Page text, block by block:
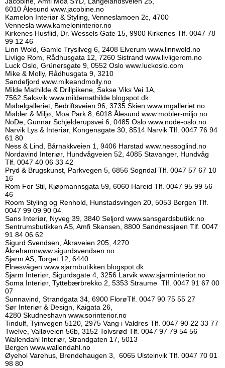
6010 Ålesund www.jacobine.no
Kamelon Interiør & Styling, Venneslamoen 2c, 4700
Vennesla www.kameloninterior.no
Kirkenes Husflid, Dr. Wessels Gate 15, 9900 Kirkenes Tlf. 0047 78
99 12 46
Linn Wold, Gamle Trysilveg 6, 2408 Elverum www.linnwold.no
Livlige Rom, Rådhusgata 12, 7260 Sistrand www.livligerom.no
Luck Oslo, Grünersgate 9, 0552 Oslo www.luckoslo.com
Mike & Molly, Rådhusgata 9, 3210
Sandefjord www.mikeandmolly.no
Milde Mathilde & Drillpikene, Sakse Viks Vei 1A,
7562 Saksvik www.mildemathilde.blogspot.dk
Møbelgalleriet, Bedriftsveien 96, 3735 Skien www.mgalleriet.no
Møbler & Miljø, Moa Park 8, 6018 Ålesund www.mobler-miljo.no
NoDe, Gunnar Schjelderupsvei 6, 0485 Oslo www.node-oslo.no
Narvik Lys & Interiør, Kongensgate 30, 8514 Narvik Tlf. 0047 76 94
61 80
Ness & Lind, Bårnakkveien 1, 9406 Harstad www.nessoglind.no
Nordavind Interiør, Hundvågveien 52, 4085 Stavanger, Hundvåg
Tlf. 0047 40 06 33 42
Pryd & Brugskunst, Parkvegen 5, 6856 Sogndal Tlf. 0047 57 67 10
16
Rom For Stil, Kjøpmannsgata 59, 6060 Hareid Tlf. 0047 95 99 56
46
Room Styling og Renhold, Hunstadsvingen 20, 5053 Bergen Tlf.
0047 99 09 90 04
Sans Interiør, Nyveg 39, 3840 Seljord www.sansgardsbutikk.no
Sentrumsbutikken AS, Amfi Skansen, 8800 Sandnessjøen Tlf. 0047
91 84 06 62
Sigurd Svendsen, Åkraveien 205, 4270
Åkrehamnwww.sigurdsvendsen.no
Sjarm AS, Torget 12, 6440
Elnesvågen www.sjarmbutikken.blogspot.dk
Sjarm Interiør, Sigurdsgate 4, 3256 Larvik www.sjarminterior.no
Soma Interiør, Tyttebærbrekko 2, 5353 Straume Tlf. 0047 91 67 00
07
Sunnavind, Strandgata 34, 6900 FlorøTlf. 0047 90 75 55 27
Sør Interiør & Design, Kaigata 26,
4280 Skudneshavn www.sorinterior.no
Tindulf, Tyinvegen 5120, 2975 Vang i Valdres Tlf. 0047 90 22 33 77
Twelve, Valløveien 56b, 3152 Tolvsrød Tlf. 0047 97 79 54 56
Wallendahl Interiør, Strandgaten 17, 5013
Bergen www.wallendahl.no
Øyehol Varehus, Brendehaugen 3, 6065 Ulsteinvik Tlf. 0047 70 01
98 80